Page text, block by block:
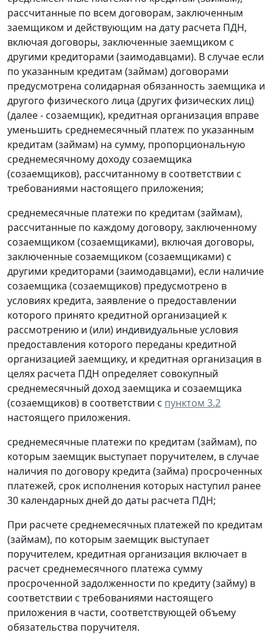
рассчитанные по всем договорам, заключенным
заемщиком и действующим на дату расчета ПДН,
включая договоры, заключенные заемщиком с
другими кредиторами (заимодавцами). В случае если
по указанным кредитам (займам) договорами
предусмотрена солидарная обязанность заемщика и
другого физического лица (других физических лиц)
(далее - созаемщик), кредитная организация вправе
уменьшить среднемесячный платеж по указанным
кредитам (займам) на сумму, пропорциональную
среднемесячному доходу созаемщика
(созаемщиков), рассчитанному в соответствии с
требованиями настоящего приложения;
среднемесячные платежи по кредитам (займам),
рассчитанные по каждому договору, заключенному
созаемщиком (созаемщиками), включая договоры,
заключенные созаемщиком (созаемщиками) с
другими кредиторами (заимодавцами), если наличие
созаемщика (созаемщиков) предусмотрено в
условиях кредита, заявление о предоставлении
которого принято кредитной организацией к
рассмотрению и (или) индивидуальные условия
предоставления которого переданы кредитной
организацией заемщику, и кредитная организация в
целях расчета ПДН определяет совокупный
среднемесячный доход заемщика и созаемщика
(созаемщиков) в соответствии с пунктом 3.2
настоящего приложения.
среднемесячные платежи по кредитам (займам), по
которым заемщик выступает поручителем, в случае
наличия по договору кредита (займа) просроченных
платежей, срок исполнения которых наступил ранее
30 календарных дней до даты расчета ПДН;
При расчете среднемесячных платежей по кредитам
(займам), по которым заемщик выступает
поручителем, кредитная организация включает в
расчет среднемесячного платежа сумму
просроченной задолженности по кредиту (займу) в
соответствии с требованиями настоящего
приложения в части, соответствующей объему
обязательства поручителя.